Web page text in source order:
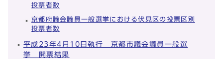
投票者数
京都府議会議員一般選挙における伏見区の投票区別
投票者数
平成23年4月10日執行 京都市議会議員一般選
挙 開票結果